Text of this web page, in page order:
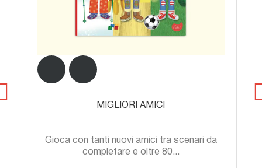
MIGLIORI AMICI
Gioca con tanti nuovi amici tra scenari da
completare e oltre 80...